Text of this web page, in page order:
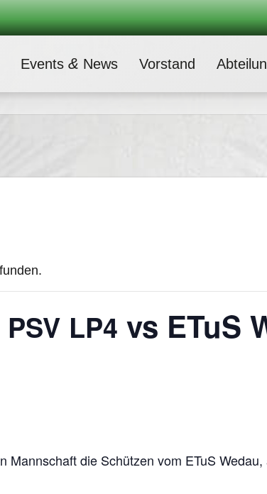
Events & News Vor­stand
PSV LP4 vs ETuS
Mann­schaft die Schüt­zen vom ETuS